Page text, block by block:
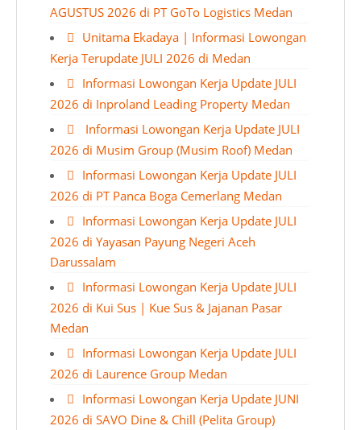
AGUSTUS 2026 di PT GoTo Logistics Medan
Unitama Ekadaya | Informasi Lowongan
Kerja Terupdate JULI 2026 di Medan
Informasi Lowongan Kerja Update JULI
2026 di Inproland Leading Property Medan
Informasi Lowongan Kerja Update JULI
2026 di Musim Group (Musim Roof) Medan
Informasi Lowongan Kerja Update JULI
2026 di PT Panca Boga Cemerlang Medan
Informasi Lowongan Kerja Update JULI
2026 di Yayasan Payung Negeri Aceh
Darussalam
Informasi Lowongan Kerja Update JULI
2026 di Kui Sus | Kue Sus & Jajanan Pasar
Medan
Informasi Lowongan Kerja Update JULI
2026 di Laurence Group Medan
Informasi Lowongan Kerja Update JUNI
2026 di SAVO Dine & Chill (Pelita Group)